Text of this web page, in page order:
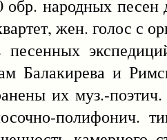
обр. народных
жен. голос с
Балакирева и
их муз.-
полифонич.